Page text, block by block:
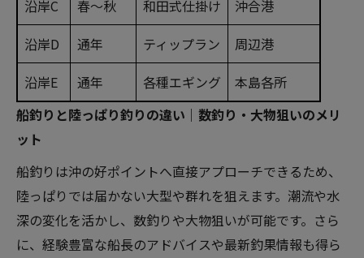
沿岸C 春〜秋 和田式仕掛け
沖合港
沿岸D
通年 ティップラン
周辺港
沿岸E
通年 各種エギング
本島各所
船釣りと陸っぱり釣りの違い｜数釣り・大物狙いのメリ
ット
船釣りは沖の好ポイントへ直接アプローチできるため、
陸っぱりでは届かない大型や群れを狙えます。潮流や水
深の変化を活かし、数釣りや大物狙いが可能です。さら
に、経験豊富な船長のアドバイスや最新釣果情報も得ら